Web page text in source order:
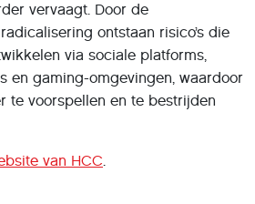
vervaagt. Door de
ontstaan risico’s die
via sociale platforms,
en gaming-omgevingen, waardoor
te voorspellen en te bestrijden
van HCC.